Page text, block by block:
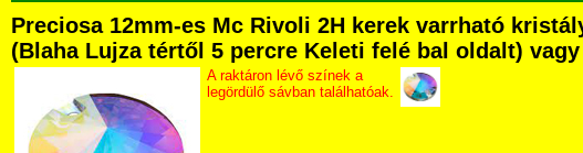
Preciosa 12mm-es Mc Rivoli 2H kerek varrható
(Blaha Lujza tértől 5 percre Keleti felé bal oldalt)
A raktáron lévő színek a
legördülő sávban találhatóak.